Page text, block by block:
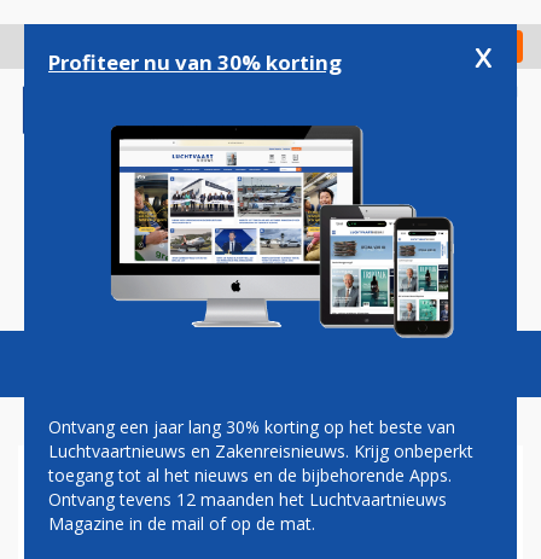
gaan
Check in
Magazine Podcasts Vacatures
ARNOLD BURLAGE: DOEKJE
VOOR HET BLOEDEN
Profiteer nu van 30% korting x
Ontvang een jaar lang 30% korting op het beste van
Luchtvaartnieuws en Zakenreisnieuws. Krijg onbeperkt
toegang tot al het nieuws en de bijbehorende Apps.
Ontvang tevens 12 maanden het Luchtvaartnieuws
Magazine in de mail of op de mat.